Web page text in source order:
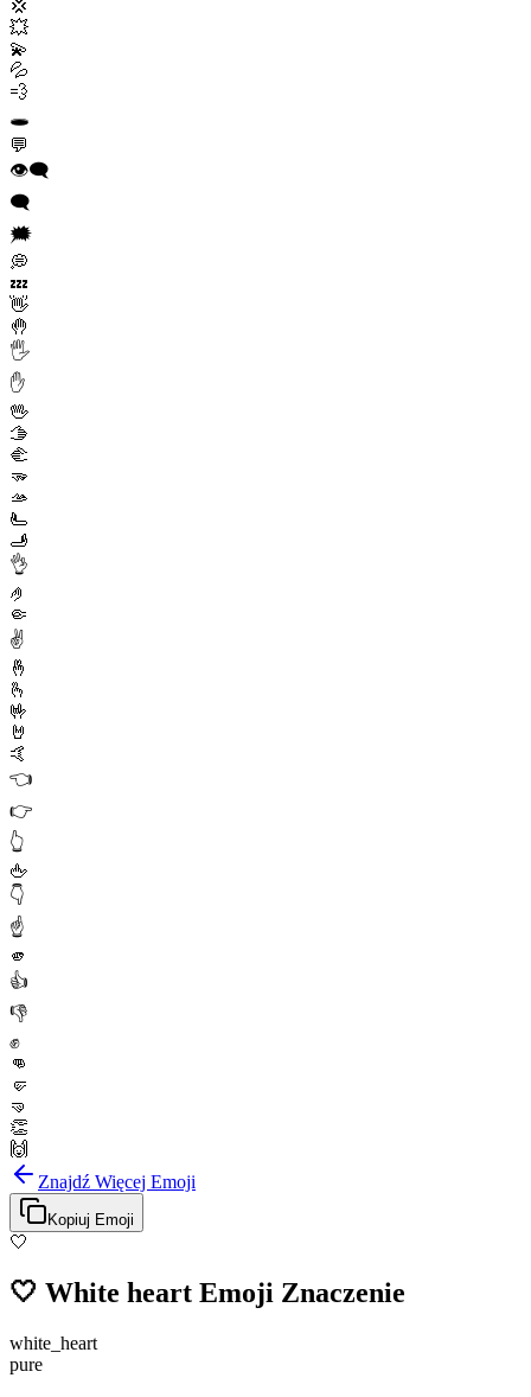
💢
💥
💫
💦
💨
🕳️
💬
👁️‍🗨️
🗨️
🗯️
💭
💤
👋
🤚
🖐️
✋
🖖
🫱
🫲
🫳
🫴
🫷
🫸
👌
🤌
🤏
✌️
🤞
🫰
🤟
🤘
🤙
👈
👉
👆
🖕
👇
☝️
🫵
👍
👎
✊
👊
🤛
🤜
👏
🙌
Znajdź Więcej Emoji
Kopiuj Emoji
🤍
🤍 White heart Emoji Znaczenie
white_heart
pure